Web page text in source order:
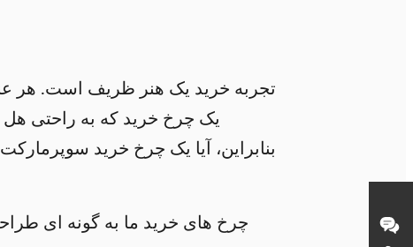
تجربه خرید یک هنر ظریف است. هر
یک چرخ خرید که به راحتی
بنابراین، آیا یک چرخ خرید
چرخ های خرید ما به گونه ای